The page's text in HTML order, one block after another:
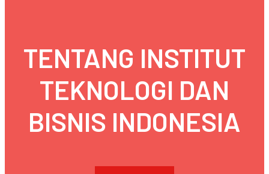
TENTANG INSTITUT
TEKNOLOGI DAN
BISNIS INDONESIA